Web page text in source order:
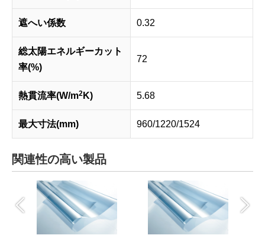
遮へい係数 0.32
総太陽エネルギーカット
率(%)
72
熱貫流率(W/m2 K) 5.68
最大寸法(mm) 960/1220/1524
関連性の高い製品